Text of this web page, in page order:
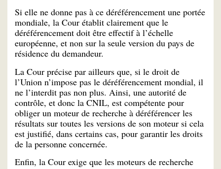
Si elle ne donne pas à ce déréférencement une portée
mondiale, la Cour établit clairement que le
déréférencement doit être effectif à l’échelle
européenne, et non sur la seule version du pays de
résidence du demandeur.
La Cour précise par ailleurs que, si le droit de
l’Union n’impose pas le déréférencement mondial, il
ne l’interdit pas non plus. Ainsi, une autorité de
contrôle, et donc la CNIL, est compétente pour
obliger un moteur de recherche à déréférencer les
résultats sur toutes les versions de son moteur si cela
est justifié, dans certains cas, pour garantir les droits
de la personne concernée.
Enfin, la Cour exige que les moteurs de recherche